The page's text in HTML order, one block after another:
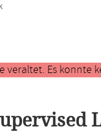
veraltet. Es konnte